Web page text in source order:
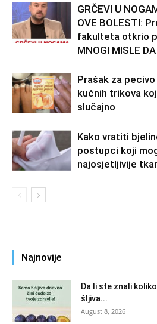
GRČEVI U
OVE BOLESTI:
fakulteta otkrio
MNOGI MISLE
Prašak za
kućnih trikova
slučajno
Kako vratiti
postupci koji
najosjetljivije
Najnovije
Da li ste znali
šljiva...
August 8, 2026